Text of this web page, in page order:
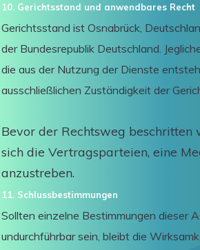
10. Gerichtsstand und anwendbares Recht
Gerichtsstand ist Osnabrück,
der Bundesrepublik Deutschland.
die aus der Nutzung der Dienste
ausschließlichen Zuständigkeit der
Bevor der Rechtsweg beschritten
sich die Vertragsparteien, eine
anzustreben.
11. Schlussbestimmungen
Sollten einzelne Bestimmungen dieser
undurchführbar sein, bleibt die